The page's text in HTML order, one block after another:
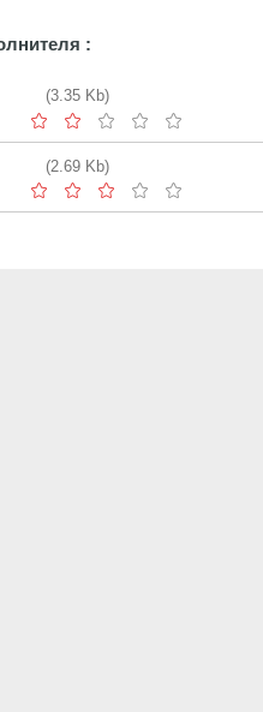
:
(3.35 Kb)
(2.69 Kb)